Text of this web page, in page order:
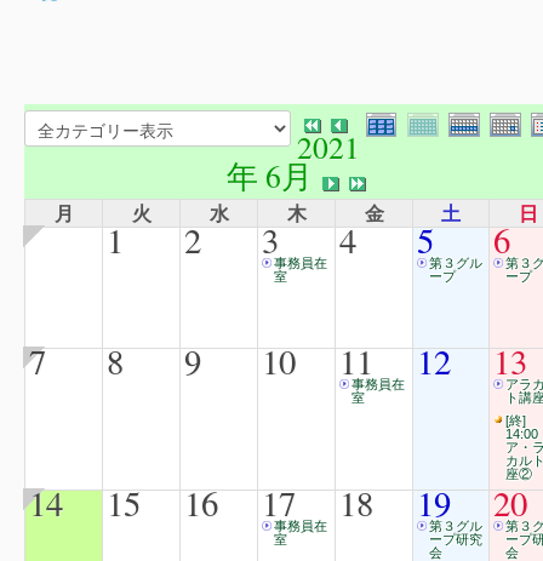
2021
年 6月
月 火 水 木 金 土 日
1 2 3事務員在
室
4 5第３グル
ープ
6第３
ープ
7 8 9 10 11
事務員在
室
12 13
アラ
ト講
[終]
14:00
ア・
カル
座②
14 15 16 17
事務員在
室
18 19
第３グル
ープ研究
会
20
第３
ープ
会